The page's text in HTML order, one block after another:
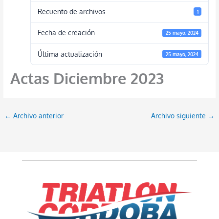
Recuento de archivos 1
Fecha de creación 25 mayo, 2024
Última actualización 25 mayo, 2024
Actas Diciembre 2023
← Archivo anterior Archivo siguiente →